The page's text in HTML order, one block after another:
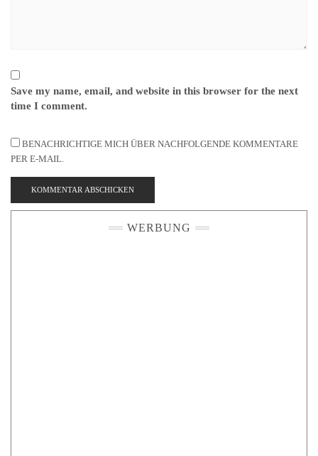
Save my name, email, and website in this browser for the next
time I comment.
BENACHRICHTIGE MICH ÜBER NACHFOLGENDE KOMMENTARE
PER E-MAIL.
WERBUNG